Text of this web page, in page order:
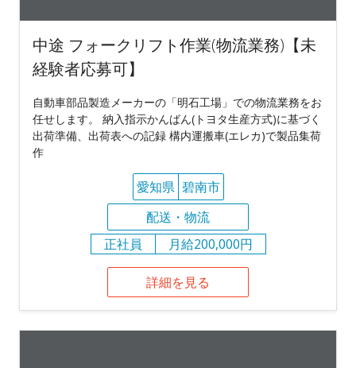
中途 フォークリフト作業(物流業務)【未
経験者応募可】
自動車部品製造メーカーの「明石工場」での物流業務をお
任せします。 納入指示かんばん(トヨタ生産方式)に基づく
出荷準備、出荷表への記録 構内運搬車(エレカ)で製品集荷
作
愛知県 碧南市
配送・物流
正社員
月給200,000円
詳細を見る